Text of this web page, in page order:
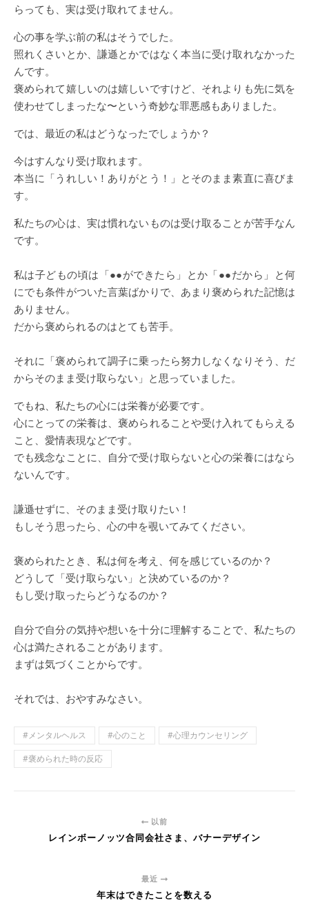
らっても、実は受け取れてません。
心の事を学ぶ前の私はそうでした。
照れくさいとか、謙遜とかではなく本当に受け取れなかった
んです。
褒められて嬉しいのは嬉しいですけど、それよりも先に気を
使わせてしまったな〜という奇妙な罪悪感もありました。
では、最近の私はどうなったでしょうか？
今はすんなり受け取れます。
本当に「うれしい！ありがとう！」とそのまま素直に喜びま
す。
私たちの心は、実は慣れないものは受け取ることが苦手なん
です。
私は子どもの頃は「●●ができたら」とか「●●だから」と何
にでも条件がついた言葉ばかりで、あまり褒められた記憶は
ありません。
だから褒められるのはとても苦手。
それに「褒められて調子に乗ったら努力しなくなりそう、だ
からそのまま受け取らない」と思っていました。
でもね、私たちの心には栄養が必要です。
心にとっての栄養は、褒められることや受け入れてもらえる
こと、愛情表現などです。
でも残念なことに、自分で受け取らないと心の栄養にはなら
ないんです。
謙遜せずに、そのまま受け取りたい！
もしそう思ったら、心の中を覗いてみてください。
褒められたとき、私は何を考え、何を感じているのか？
どうして「受け取らない」と決めているのか？
もし受け取ったらどうなるのか？
自分で自分の気持や想いを十分に理解することで、私たちの
心は満たされることがあります。
まずは気づくことからです。
それでは、おやすみなさい。
#メンタルヘルス #心のこと
#心理カウンセリング
#褒められた時の反応
以前
レインボーノッツ合同会社さま、バナーデザイン
最近
年末はできたことを数える